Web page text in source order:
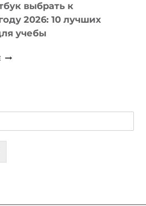
выбрать к
2026: 10 лучших
учебы
КАКОЙ
2026:
10